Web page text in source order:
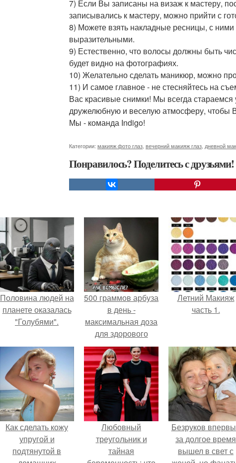
7) Если Вы записаны на визаж к мастеру,
записывались к мастеру, можно прийти с
8) Можете взять накладные ресницы, с
выразительными.
9) Естественно, что волосы должны быть
будет видно на фотографиях.
10) Желательно сделать маникюр, можно
11) И самое главное - не стесняйтесь на
Вас красивые снимки! Мы всегда
дружелюбную и веселую атмосферу,
Мы - команда Indigo!
Категории: макияж фото глаз, вечерний макияж глаз, дневной
Понравилось? Поделитесь с друзьями!
Половина людей на
планете оказалась
"Голубями".
500 граммов арбуза
в день -
максимальная доза
для здорового
взрослого,
предупредили
врачи.
Летний Макияж
часть 1.
Как сделать кожу
упругой и
подтянутой в
Любовный
треугольник и
тайная
Безруков
за долгое время
вышел в свет с